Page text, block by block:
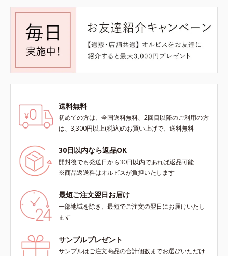
送料無料
初めての方は、全国送料無料、2回目以降のご利用の方
は、3,300円以上(税込)のお買い上げで、送料無料
30日以内なら返品OK
開封後でも発送日から30日以内であれば返品可能
※商品返送料はオルビスが負担いたします
最短ご注文翌日お届け
一部地域を除き、最短でご注文の翌日にお届けいたし
ます
サンプルプレゼント
サンプルはご注文商品の合計個数までお選びいただけ